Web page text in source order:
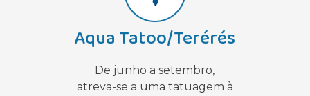
Aqua Tatoo/Terérés
De junho a setembro,
atreva-se a uma tatuagem à